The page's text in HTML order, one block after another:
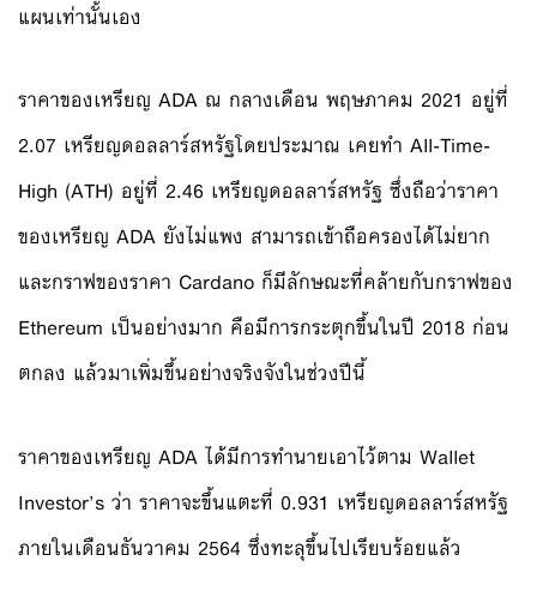
แผนเท่านั้นเอง
ราคาของเหรียญ ADA ณ กลางเดือน พฤษภาคม 2021 อยู่ที่
2.07 เหรียญดอลลาร์สหรัฐโดยประมาณ เคยทำ All-Time-
High (ATH) อยู่ที่ 2.46 เหรียญดอลลาร์สหรัฐ ซึ่งถือว่าราคา
ของเหรียญ ADA ยังไม่แพง สามารถเข้าถือครองได้ไม่ยาก
และกราฟของราคา Cardano ก็มีลักษณะที่คล้ายกับกราฟของ
Ethereum เป็นอย่างมาก คือมีการกระตุกขึ้นในปี 2018 ก่อน
ตกลง แล้วมาเพิ่มขึ้นอย่างจริงจังในช่วงปีนี้
ราคาของเหรียญ ADA ได้มีการทำนายเอาไว้ตาม Wallet
Investor’s ว่า ราคาจะขึ้นแตะที่ 0.931 เหรียญดอลลาร์สหรัฐ
ภายในเดือนธันวาคม 2564 ซึ่งทะลุขึ้นไปเรียบร้อยแล้ว